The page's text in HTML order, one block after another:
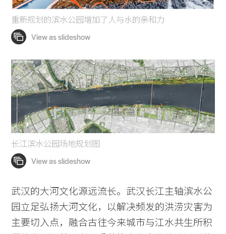
重新规划的滨水公园增加了人与水的亲和力
长江滨水公园场地规划图
武汉的大河文化源远流长。武汉长江主轴滨水公
园立足弘扬大河文化，以解决频发的洪涝灾害为
主要切入点，融合古往今来城市与江水共生所积